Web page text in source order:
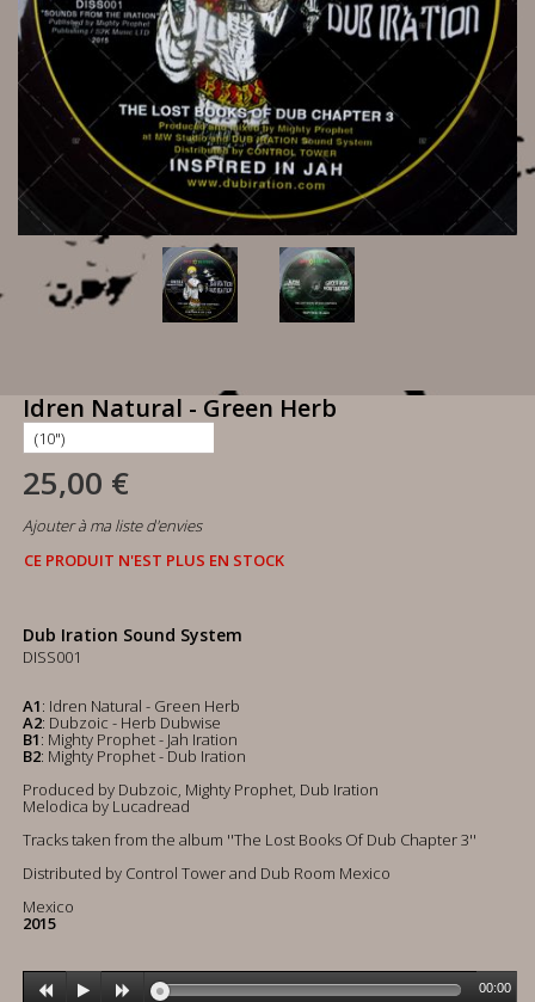
Idren Natural - Green Herb
25,00 €
Ajouter à ma liste d'envies
CE PRODUIT N'EST PLUS EN STOCK
Dub Iration Sound System
DISS001
A1: Idren Natural - Green Herb
A2: Dubzoic - Herb Dubwise
B1: Mighty Prophet - Jah Iration
B2: Mighty Prophet - Dub Iration
Produced by Dubzoic, Mighty Prophet, Dub Iration
Melodica by Lucadread
Tracks taken from the album ''The Lost Books Of Dub Chapter 3''
Distributed by Control Tower and Dub Room Mexico
Mexico
2015
00:00